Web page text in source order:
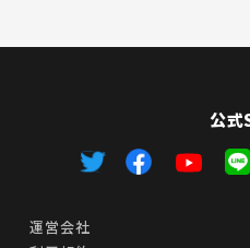
公式
運営会社